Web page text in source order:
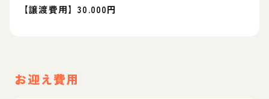
【譲渡費用】30.000円
お迎え費用